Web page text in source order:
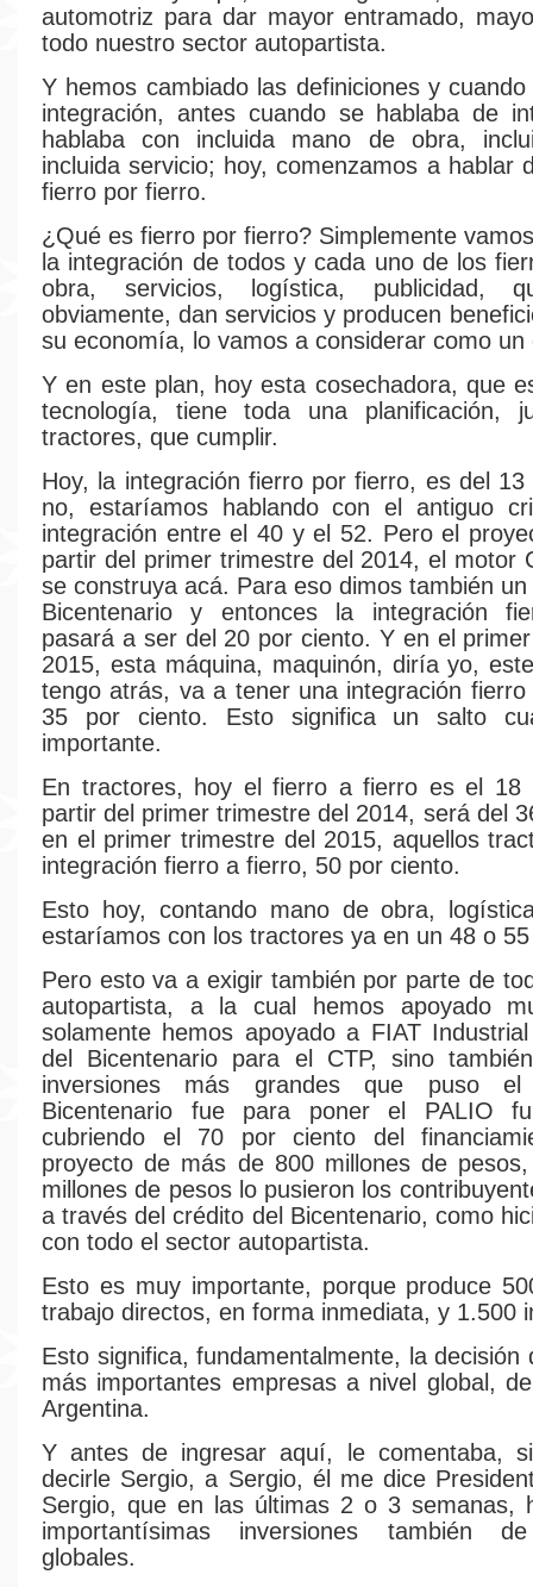
automotriz para dar mayor entramado,
todo nuestro sector autopartista.
Y hemos cambiado las definiciones y
integración, antes cuando se hablaba de
hablaba con incluida mano de obra,
incluida servicio; hoy, comenzamos a hablar
fierro por fierro.
¿Qué es fierro por fierro? Simplemente
la integración de todos y cada uno de los
obra, servicios, logística, publicidad,
obviamente, dan servicios y producen
su economía, lo vamos a considerar como un
Y en este plan, hoy esta cosechadora, que
tecnología, tiene toda una planificación,
tractores, que cumplir.
Hoy, la integración fierro por fierro, es del
no, estaríamos hablando con el antiguo
integración entre el 40 y el 52. Pero el
partir del primer trimestre del 2014, el motor
se construya acá. Para eso dimos también
Bicentenario y entonces la integración
pasará a ser del 20 por ciento. Y en el
2015, esta máquina, maquinón, diría yo,
tengo atrás, va a tener una integración
35 por ciento. Esto significa un salto
importante.
En tractores, hoy el fierro a fierro es el 18
partir del primer trimestre del 2014, será del
en el primer trimestre del 2015, aquellos
integración fierro a fierro, 50 por ciento.
Esto hoy, contando mano de obra,
estaríamos con los tractores ya en un 48 o
Pero esto va a exigir también por parte de
autopartista, a la cual hemos apoyado
solamente hemos apoyado a FIAT
del Bicentenario para el CTP, sino
inversiones más grandes que puso
Bicentenario fue para poner el PALIO
cubriendo el 70 por ciento del
proyecto de más de 800 millones de
millones de pesos lo pusieron los
a través del crédito del Bicentenario, como
con todo el sector autopartista.
Esto es muy importante, porque produce
trabajo directos, en forma inmediata, y 1.500
Esto significa, fundamentalmente, la decisión
más importantes empresas a nivel global,
Argentina.
Y antes de ingresar aquí, le comentaba,
decirle Sergio, a Sergio, él me dice
Sergio, que en las últimas 2 o 3 semanas,
importantísimas inversiones también
globales.